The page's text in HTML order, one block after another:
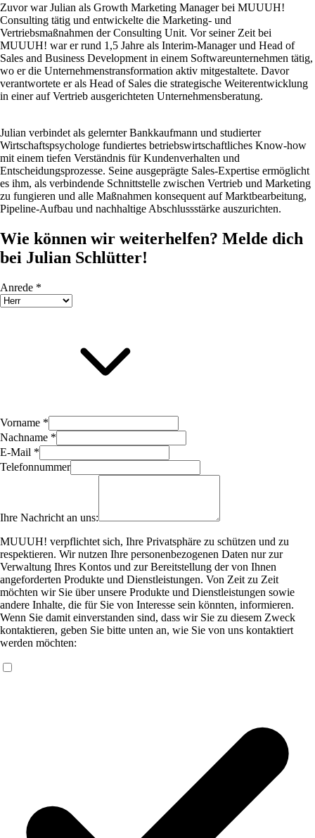
Zuvor war Julian als Growth Marketing Manager bei MUUUH!
Consulting tätig und entwickelte die Marketing- und
Vertriebsmaßnahmen der Consulting Unit. Vor seiner Zeit bei
MUUUH! war er rund 1,5 Jahre als Interim-Manager und Head of
Sales and Business Development in einem Softwareunternehmen tätig,
wo er die Unternehmenstransformation aktiv mitgestaltete. Davor
verantwortete er als Head of Sales die strategische Weiterentwicklung
in einer auf Vertrieb ausgerichteten Unternehmensberatung.
Julian verbindet als gelernter Bankkaufmann und studierter
Wirtschaftspsychologe fundiertes betriebswirtschaftliches Know-how
mit einem tiefen Verständnis für Kundenverhalten und
Entscheidungsprozesse. Seine ausgeprägte Sales-Expertise ermöglicht
es ihm, als verbindende Schnittstelle zwischen Vertrieb und Marketing
zu fungieren und alle Maßnahmen konsequent auf Marktbearbeitung,
Pipeline-Aufbau und nachhaltige Abschlussstärke auszurichten.
Wie können wir weiterhelfen? Melde dich
bei Julian Schlütter!
Anrede *
Vorname *
Nachname *
E-Mail *
Telefonnummer
Ihre Nachricht an uns:
MUUUH! verpflichtet sich, Ihre Privatsphäre zu schützen und zu
respektieren. Wir nutzen Ihre personenbezogenen Daten nur zur
Verwaltung Ihres Kontos und zur Bereitstellung der von Ihnen
angeforderten Produkte und Dienstleistungen. Von Zeit zu Zeit
möchten wir Sie über unsere Produkte und Dienstleistungen sowie
andere Inhalte, die für Sie von Interesse sein könnten, informieren.
Wenn Sie damit einverstanden sind, dass wir Sie zu diesem Zweck
kontaktieren, geben Sie bitte unten an, wie Sie von uns kontaktiert
werden möchten: